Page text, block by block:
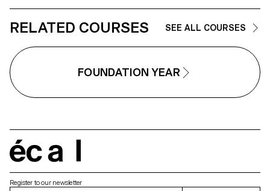
RELATED COURSES SEE ALL COURSES
FOUNDATION YEAR
Register to our newsletter